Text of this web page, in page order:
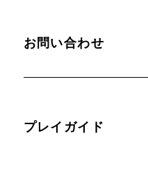
お問い合わせ
プレイガイド